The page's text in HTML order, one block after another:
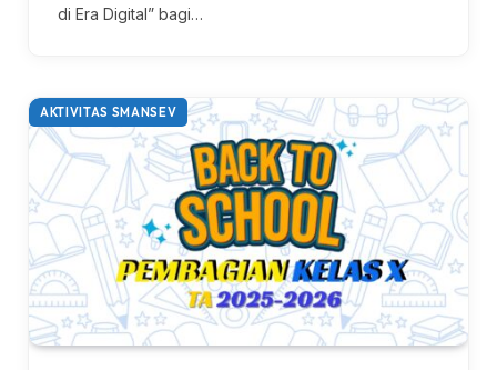
di Era Digital” bagi…
AKTIVITAS SMANSEV